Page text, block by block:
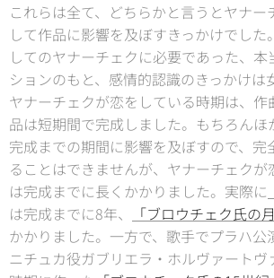
これらは全て、どちらかと言うとヤナー
して作品に影響を及ぼすきっかけでした
してのヤナーチェクに必要であった、本
ションのもと、感情的認識のきっかけは
ヤナーチェクが恋をしている時期は、作
品は短期間で完成しました。もちろんほ
完成までの期間に影響を及ぼすので、完
ることはできませんが、ヤナーチェクが
は完成までに長くかかりました。実際に
は完成までに8年、
「ブロウチェク氏の
かかりました。一方で、歌手でプラハ公
ニチュカ役ガブリエラ・ホルヴァートヴ